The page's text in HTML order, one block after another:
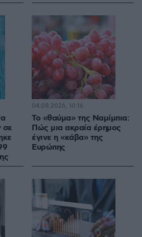
σε
Το «θαύμα» της Ναμίμπια:
Πώς μια ακραία έρημος
έγινε η «κάβα» της
Ευρώπης
04.08.2026, 10:16